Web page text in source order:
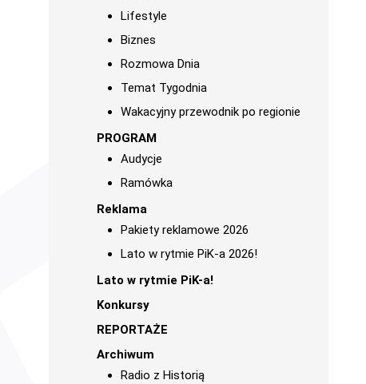
Lifestyle
Biznes
Rozmowa Dnia
Temat Tygodnia
Wakacyjny przewodnik po regionie
PROGRAM
Audycje
Ramówka
Reklama
Pakiety reklamowe 2026
Lato w rytmie PiK-a 2026!
Lato w rytmie PiK-a!
Konkursy
REPORTAŻE
Archiwum
Radio z Historią